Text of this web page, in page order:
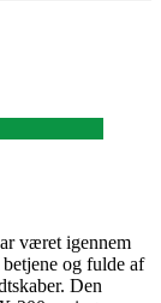
været igennem
og fulde af
Den